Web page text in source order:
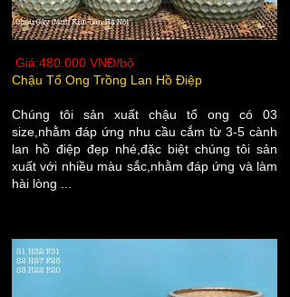
Giá:480.000 VNĐ/bộ
Chậu Tổ Ong Trồng Lan Hồ Điệp
Chúng tôi sản xuất chậu tổ ong có 03
size,nhằm đáp ứng nhu cầu cắm từ 3-5 cành
lan hồ điệp đẹp nhé,đặc biệt chúng tôi sản
xuất với nhiều màu sắc,nhằm đáp ứng và làm
hài lòng ...